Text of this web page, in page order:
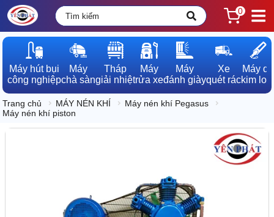
0
Máy hút bụi
công nghiệp
Máy
chà sàn
Tháp
giải nhiệt
Máy
rửa xe
Máy
đánh giày
Xe
quét rác
Máy dò
kim loại
Trang chủ MÁY NÉN KHÍ
Máy nén khí Pegasus
Máy nén khí piston